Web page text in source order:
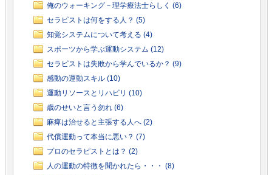
俺のウォーキング－理学療法士らしく (6)
セラピストは何をする人？ (5)
知覚システムについて考える (4)
スポーツから学ぶ運動システム (12)
セラピストは失敗から学んでいるか？ (9)
感動の運動スキル (10)
運動リソースとリハビリ (10)
歳のせいと言う勿れ (6)
麻痺は治せると主張する人へ (2)
代償運動って本当に悪い？ (7)
プロのセラピストとは？ (2)
人の運動の特徴を聞かれたら・・・ (8)